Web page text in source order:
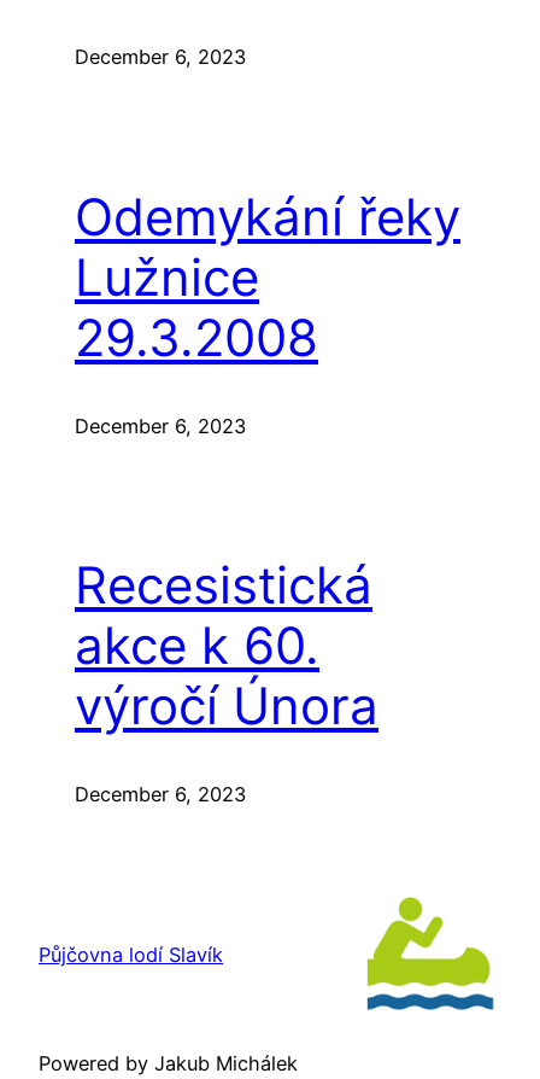
December 6, 2023
Odemykání řeky
Lužnice
29.3.2008
December 6, 2023
Recesistická
akce k 60.
výročí Února
December 6, 2023
Půjčovna lodí Slavík
Powered by Jakub Michálek